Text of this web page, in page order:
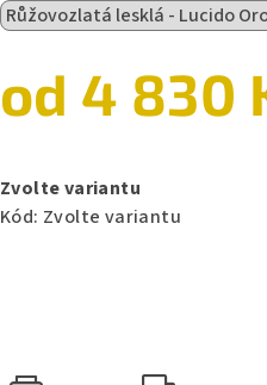
od 4 830
cena:
Zvolte variantu
Kód: Zvolte variantu